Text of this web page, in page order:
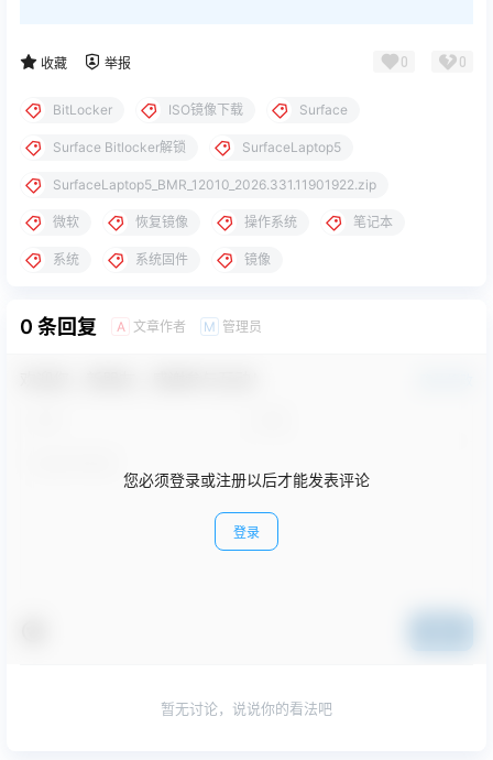
收藏 举报 0 0
BitLocker ISO镜像下载 Surface
Surface Bitlocker解锁 SurfaceLaptop5
SurfaceLaptop5_BMR_12010_2026.331.11901922.zip
微软 恢复镜像 操作系统 笔记本
系统 系统固件 镜像
0 条回复 A 文章作者 M 管理员
您必须登录或注册以后才能发表评论
登录
暂无讨论，说说你的看法吧